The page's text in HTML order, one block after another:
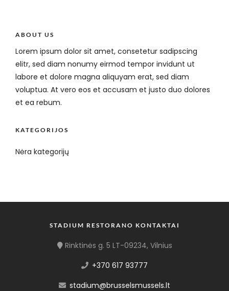
ABOUT US
Lorem ipsum dolor sit amet, consetetur sadipscing
elitr, sed diam nonumy eirmod tempor invidunt ut
labore et dolore magna aliquyam erat, sed diam
voluptua. At vero eos et accusam et justo duo dolores
et ea rebum.
KATEGORIJOS
Nėra kategorijų
STADIUM RESTORANO KONTAKTAI
Rinktinės g. 5 LT-09234, Vilnius
+370 617 93777
stadium@brusselsmussels.lt